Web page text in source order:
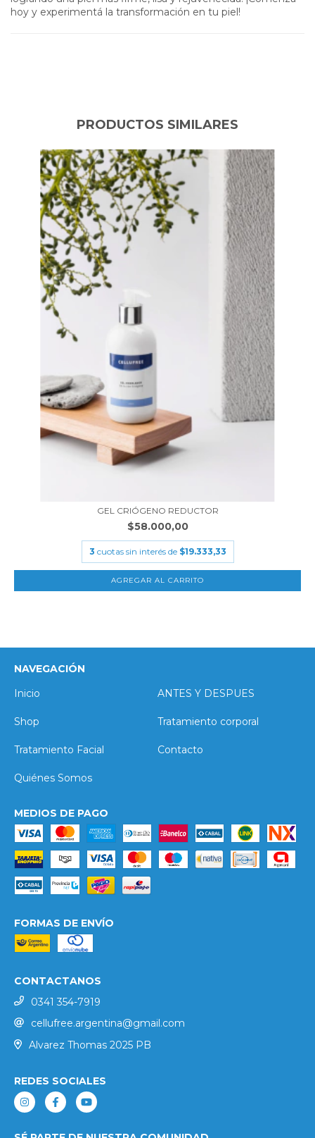
hoy y experimentá la transformación en tu piel!
PRODUCTOS SIMILARES
GEL CRIÓGENO REDUCTOR
$58.000,00
3 cuotas sin interés de $19.333,33
NAVEGACIÓN
Inicio
ANTES Y DESPUES
Shop Tratamiento corporal
Tratamiento Facial Contacto
Quiénes Somos
MEDIOS DE PAGO
FORMAS DE ENVÍO
CONTACTANOS
0341 354-7919
cellufree.argentina@gmail.com
Alvarez Thomas 2025 PB
REDES SOCIALES